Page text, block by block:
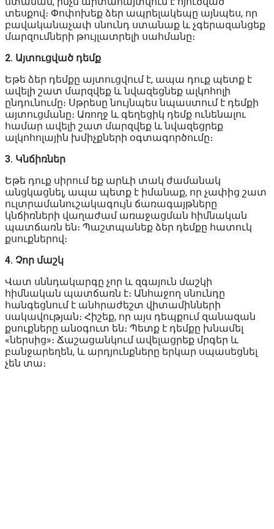
տեսքով։ Փոփոխեք ձեր ապրելակեպը այնպես, որ
բավականաչափ սնունդ ստանաք և չգերազանցեք
մարզումների թույլատրելի սահմանը։
2. Այտուցված դեմք
Եթե ձեր դեմքը այտուցվում է, ապա դուք պետք է
ավելի շատ մարզվեք և նվազեցնեք ալկոհոլի
ընդունումը։ Սթրեսը նույնպես նպաստում է դեմքի
այտուցմանը։ Առողջ և գեղեցիկ դեմք ունենալու
համար ավելի շատ մարզվեք և նվազեցրեք
ալկոհոլային խմիչքների օգտագործումը։
3. Կնճիռներ
Եթե դուք սիրում եք արևի տակ ժամանակ
անցկացնել, ապա պետք է իմանաք, որ չափից շատ
ուլտրամանուշակագույն ճառագայթները
կնճիռների վաղաժամ առաջացման հիմնական
պատճառն են։ Պաշտպանեք ձեր դեմքը հատուկ
քսուքներով։
4. Չոր մաշկ
Վատ սննդակարգը չոր և զգայուն մաշկի
հիմնական պատճառն է։ Անհաջող սնունդը
հանգեցնում է անհրաժեշտ վիտամինների
սակավության։ Հիշեք, որ այս դեպքում զանազան
քսուքները անօգուտ են։ Պետք է դեմքը խնամել
«ներսից»։ Ճաշացանկում ավելացրեք մրգեր և
բանջարեղեն, և արդյունքները երկար սպասեցնել
չեն տա։